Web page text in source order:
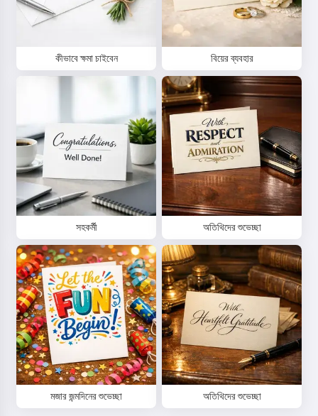
কীভাবে ক্ষমা চাইবেন বিয়ের ব্যবহার
সহকর্মী অতিথিদের শুভেচ্ছা
মজার জন্মদিনের শুভেচ্ছা অতিথিদের শুভেচ্ছা
হাই 👋
আমি গান তৈরি করতে পারি, কবিতা এবং শুভেচ্ছা
লিখতে পারি 🥰
চেষ্টা করে দেখুন
আমি গ্রহণ করি: পরিষেবার শর্তাবলী,
গোপনীয়তা নীতি
রিফান্ড নীতি